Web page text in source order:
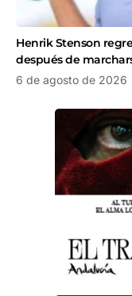
Henrik Stenson
después de
6 de agosto de 2026